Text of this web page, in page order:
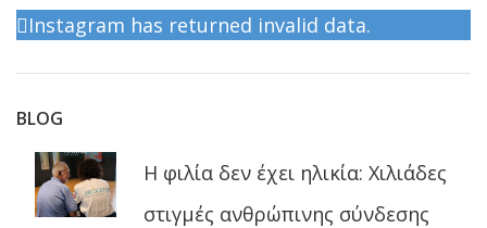
Instagram has returned invalid data.
BLOG
Η φιλία δεν έχει ηλικία: Χιλιάδες
στιγμές ανθρώπινης σύνδεσης